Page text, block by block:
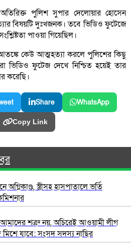
অতিরিক্ত পুলিশ সুপার দেলোয়ার হোসেন
বিষয়টি দুঃখজনক। তবে ভিডিও ফুটেজে
পাওয়া গিয়েছিল।
আতঙ্কে কেউ আত্মহত্যা করলে পুলিশের কিছু
ভিডিও ফুটেজ দেখে নিশ্চিত হয়েই তার
করেছি।
Share WhatsApp
Copy Link
অগ্নিকাণ্ড, স্ত্রীসহ হাসপাতালে ভর্তি
শত্রু নয়, অচিরেই আওয়ামী লীগ
মিশে যাবে: সংসদ সদস্য নাছির